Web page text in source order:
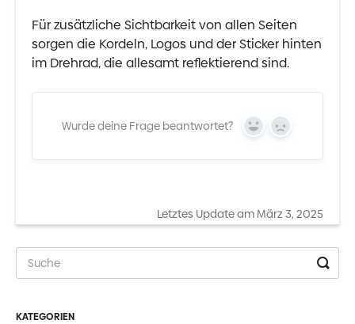
Für zusätzliche Sichtbarkeit von allen Seiten
sorgen die Kordeln, Logos und der Sticker hinten
im Drehrad, die allesamt reflektierend sind.
Wurde deine Frage beantwortet? Yes No
Letztes Update am März 3, 2025
KATEGORIEN